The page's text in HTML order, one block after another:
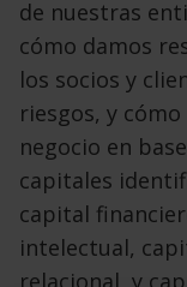
de nuestras
cómo damos
los socios y
riesgos, y
negocio en
capitales
capital
intelectual,
relacional, y